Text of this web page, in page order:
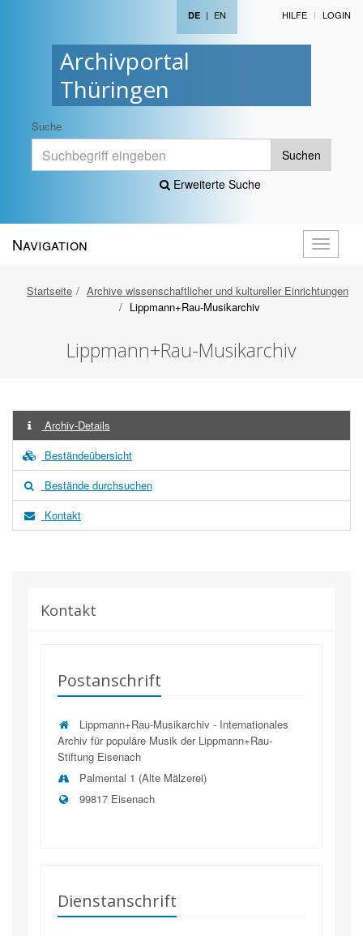
Archivportal
Thüringen
DE | EN HILFE LOGIN
Suche
Suchen
Erweiterte Suche
öffnen
Navigation
Startseite
Archive wissenschaftlicher und kultureller Einrichtungen
Lippmann+Rau-Musikarchiv
Lippmann+Rau-Musikarchiv
Archiv-Details
Beständeübersicht
Bestände durchsuchen
Kontakt
Kontakt
Postanschrift
Lippmann+Rau-Musikarchiv - Internationales
Archiv für populäre Musik der Lippmann+Rau-
Stiftung Eisenach
Palmental 1 (Alte Mälzerei)
99817 Eisenach
Dienstanschrift